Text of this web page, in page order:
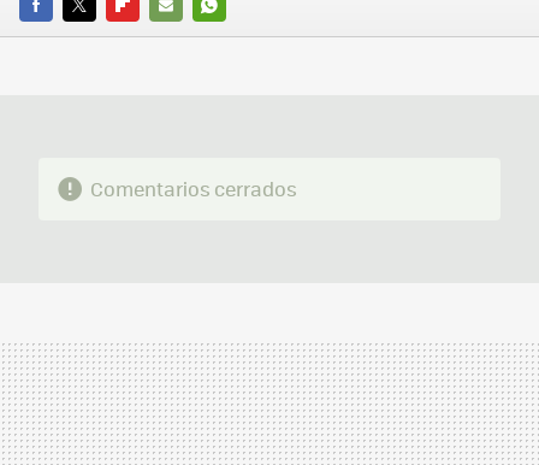
FACEBOOK
TWITTERFLIPBOARD
E-
WHATSAPP
Comentarios cerrados